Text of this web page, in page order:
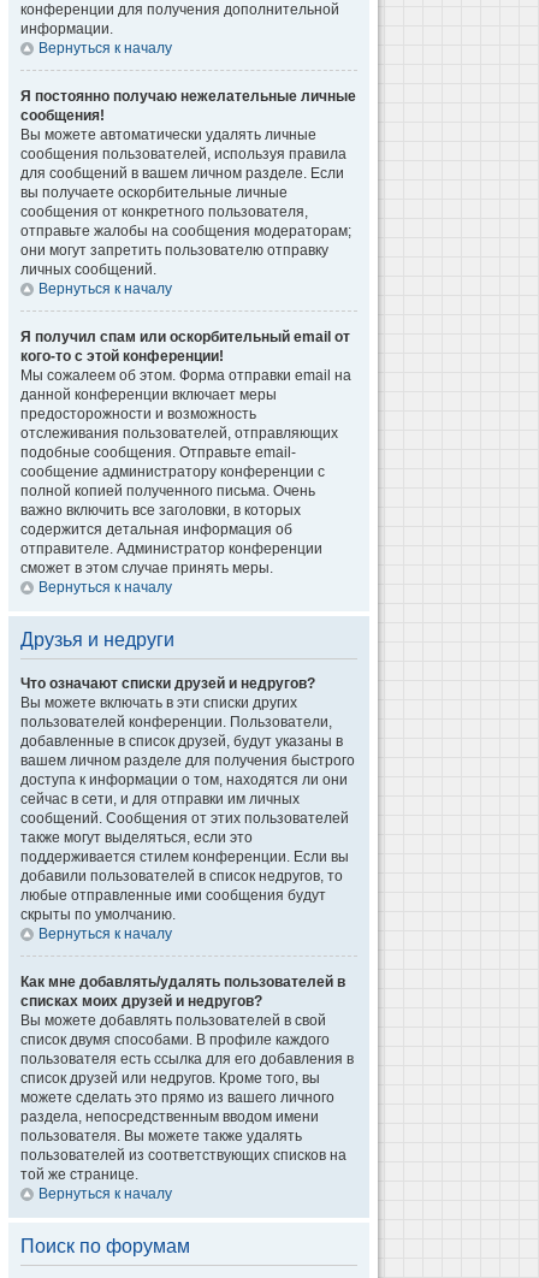
конференции для получения дополнительной
информации.
Вернуться к началу
Я постоянно получаю нежелательные личные
сообщения!
Вы можете автоматически удалять личные
сообщения пользователей, используя правила
для сообщений в вашем личном разделе. Если
вы получаете оскорбительные личные
сообщения от конкретного пользователя,
отправьте жалобы на сообщения модераторам;
они могут запретить пользователю отправку
личных сообщений.
Вернуться к началу
Я получил спам или оскорбительный email от
кого-то с этой конференции!
Мы сожалеем об этом. Форма отправки email на
данной конференции включает меры
предосторожности и возможность
отслеживания пользователей, отправляющих
подобные сообщения. Отправьте email-
сообщение администратору конференции с
полной копией полученного письма. Очень
важно включить все заголовки, в которых
содержится детальная информация об
отправителе. Администратор конференции
сможет в этом случае принять меры.
Вернуться к началу
Друзья и недруги
Что означают списки друзей и недругов?
Вы можете включать в эти списки других
пользователей конференции. Пользователи,
добавленные в список друзей, будут указаны в
вашем личном разделе для получения быстрого
доступа к информации о том, находятся ли они
сейчас в сети, и для отправки им личных
сообщений. Сообщения от этих пользователей
также могут выделяться, если это
поддерживается стилем конференции. Если вы
добавили пользователей в список недругов, то
любые отправленные ими сообщения будут
скрыты по умолчанию.
Вернуться к началу
Как мне добавлять/удалять пользователей в
списках моих друзей и недругов?
Вы можете добавлять пользователей в свой
список двумя способами. В профиле каждого
пользователя есть ссылка для его добавления в
список друзей или недругов. Кроме того, вы
можете сделать это прямо из вашего личного
раздела, непосредственным вводом имени
пользователя. Вы можете также удалять
пользователей из соответствующих списков на
той же странице.
Вернуться к началу
Поиск по форумам